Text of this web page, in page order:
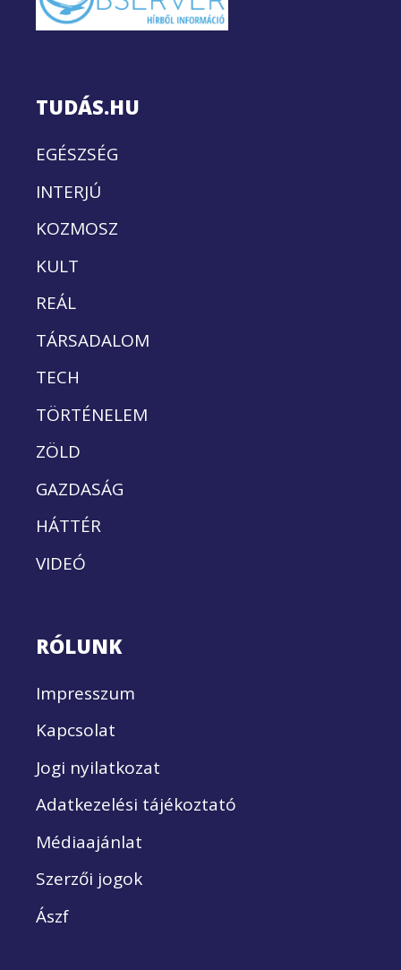
TUDÁS.HU
EGÉSZSÉG
INTERJÚ
KOZMOSZ
KULT
REÁL
TÁRSADALOM
TECH
TÖRTÉNELEM
ZÖLD
GAZDASÁG
HÁTTÉR
VIDEÓ
RÓLUNK
Impresszum
Kapcsolat
Jogi nyilatkozat
Adatkezelési tájékoztató
Médiaajánlat
Szerzői jogok
Ászf